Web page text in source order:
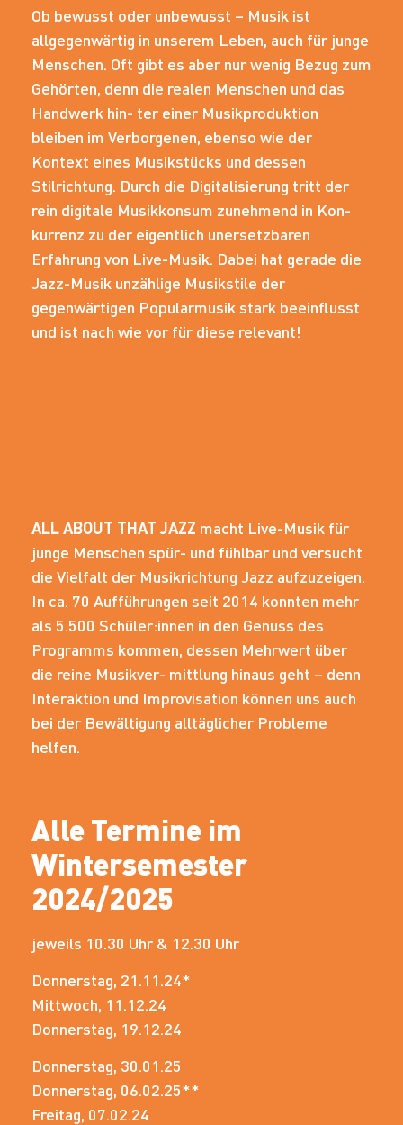
Ob bewusst oder unbewusst – Musik ist
allgegenwärtig in unserem Leben, auch für junge
Menschen. Oft gibt es aber nur wenig Bezug zum
Gehörten, denn die realen Menschen und das
Handwerk hin- ter einer Musikproduktion
bleiben im Verborgenen, ebenso wie der
Kontext eines Musikstücks und dessen
Stilrichtung. Durch die Digitalisierung tritt der
rein digitale Musikkonsum zunehmend in Kon-
kurrenz zu der eigentlich unersetzbaren
Erfahrung von Live-Musik. Dabei hat gerade die
Jazz-Musik unzählige Musikstile der
gegenwärtigen Popularmusik stark beeinflusst
und ist nach wie vor für diese relevant!
ALL ABOUT THAT JAZZ macht Live-Musik für
junge Menschen spür- und fühlbar und versucht
die Vielfalt der Musikrichtung Jazz aufzuzeigen.
In ca. 70 Aufführungen seit 2014 konnten mehr
als 5.500 Schüler:innen in den Genuss des
Programms kommen, dessen Mehrwert über
die reine Musikver- mittlung hinaus geht – denn
Interaktion und Improvisation können uns auch
bei der Bewältigung alltäglicher Probleme
helfen.
Alle Termine im
Wintersemester
2024/2025
jeweils 10.30 Uhr & 12.30 Uhr
Donnerstag, 21.11.24*
Mittwoch, 11.12.24
Donnerstag, 19.12.24
Donnerstag, 30.01.25
Donnerstag, 06.02.25**
Freitag, 07.02.24